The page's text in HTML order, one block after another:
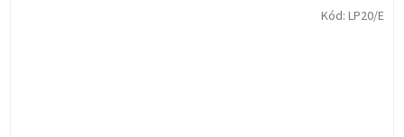
Kód: LP20/E